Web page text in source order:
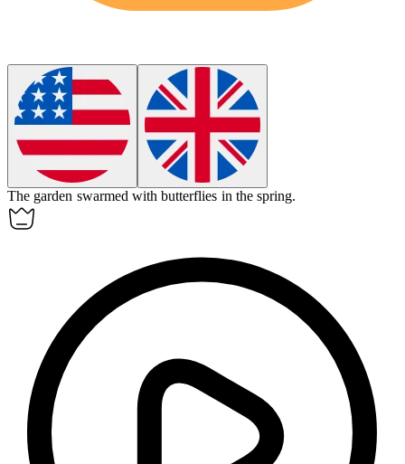
The garden swarmed with butterflies in the spring.